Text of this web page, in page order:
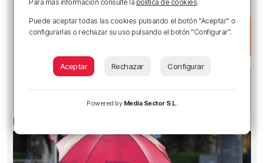
Los Motes del Athletic
Para más información consulte la política de cookies.
Puede aceptar todas las cookies pulsando el botón "Aceptar" o
configurarlas o rechazar su uso pulsando el botón "Configurar".
Aceptar Rechazar Configurar
Powered by Media Sector S.L.